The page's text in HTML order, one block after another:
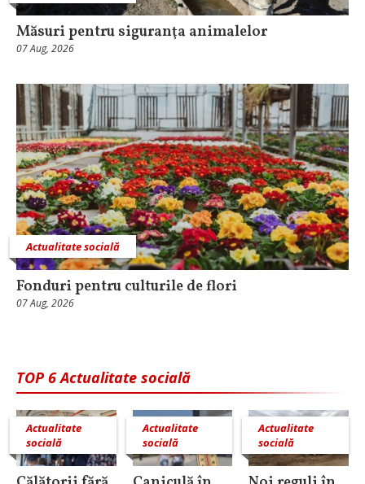
Măsuri pentru siguranţa animalelor
07 Aug, 2026
Actualitate socială
Fonduri pentru culturile de flori
07 Aug, 2026
TOP 6 Actualitate socială
Actualitate
socială
Actualitate
socială
Actualitate
socială